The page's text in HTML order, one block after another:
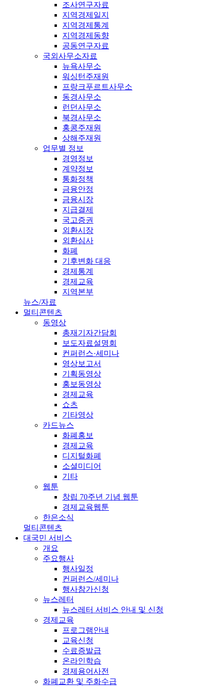
조사연구자료
지역경제일지
지역경제통계
지역경제동향
공동연구자료
국외사무소자료
뉴욕사무소
워싱턴주재원
프랑크푸르트사무소
동경사무소
런던사무소
북경사무소
홍콩주재원
상해주재원
업무별 정보
경영정보
계약정보
통화정책
금융안정
금융시장
지급결제
국고증권
외환시장
외환심사
화폐
기후변화 대응
경제통계
경제교육
지역본부
뉴스/자료
멀티콘텐츠
동영상
총재기자간담회
보도자료설명회
컨퍼런스·세미나
영상보고서
기획동영상
홍보동영상
경제교육
쇼츠
기타영상
카드뉴스
화폐홍보
경제교육
디지털화폐
소셜미디어
기타
웹툰
창립 70주년 기념 웹툰
경제교육웹툰
한은소식
멀티콘텐츠
대국민 서비스
개요
주요행사
행사일정
컨퍼런스/세미나
행사참가신청
뉴스레터
뉴스레터 서비스 안내 및 신청
경제교육
프로그램안내
교육신청
수료증발급
온라인학습
경제용어사전
화폐교환 및 주화수급